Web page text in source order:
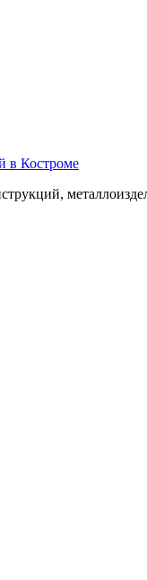
в Костроме